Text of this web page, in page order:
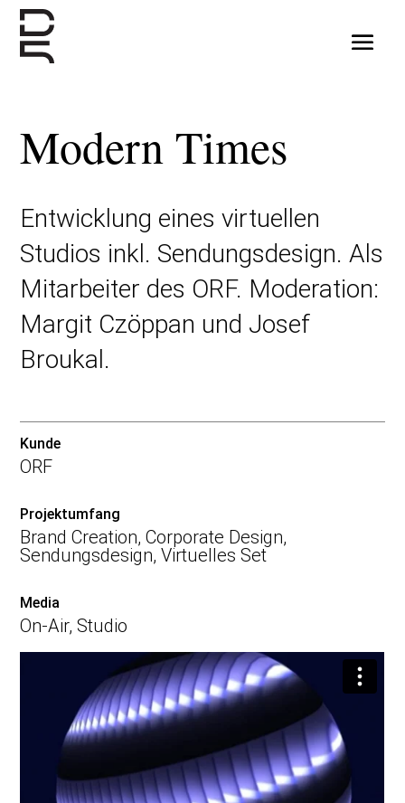
Modern Times
Entwicklung eines virtuellen
Studios inkl. Sendungsdesign. Als
Mitarbeiter des ORF. Moderation:
Margit Czöppan und Josef
Broukal.
Kunde
ORF
Projektumfang
Brand Creation, Corporate Design,
Sendungsdesign, Virtuelles Set
Media
On-Air, Studio